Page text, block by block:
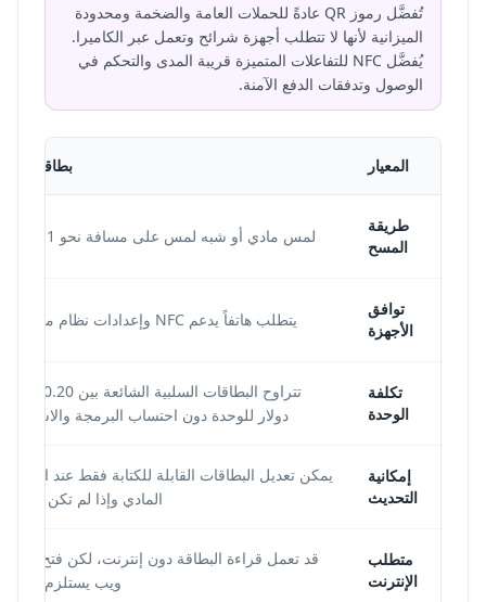
تُفضَّل رموز QR عادةً للحملات العامة والضخمة ومحدودة
الميزانية لأنها لا تتطلب أجهزة شرائح وتعمل عبر الكاميرا.
يُفضَّل NFC للتفاعلات المتميزة قريبة المدى والتحكم في
الوصول وتدفقات الدفع الآمنة.
المعيار بطاقة NFC
طريقة
المسح
لمس مادي أو شبه لمس على مسافة نحو 1-4 سم.
توافق
الأجهزة
يتطلب هاتفاً يدعم NFC وإعدادات نظام متوافقة.
تكلفة
الوحدة
دولار للوحدة دون احتساب البرمجة والاستبدال.
إمكانية
التحديث
يمكن تعديل البطاقات القابلة للكتابة فقط عند الوصول
المادي وإذا لم تكن مقفلة.
متطلب
الإنترنت
قد تعمل قراءة البطاقة دون إنترنت، لكن فتح عنوان
ويب يستلزم اتصالاً.